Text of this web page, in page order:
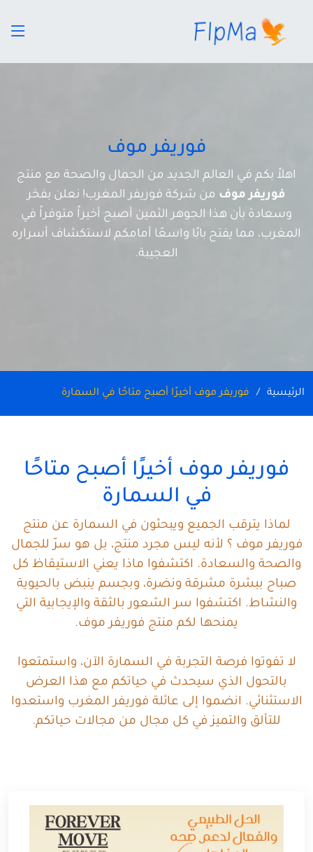
فوريفر موف
اهلاً بكم في العالم الجديد من الجمال والصحة مع منتج
فوريفر موف من شركة فوريفر المغرب! نعلن بفخر
وسعادة بأن هذا الجوهر الثمين أصبح أخيراً متوفراً في
المغرب، مما يفتح بابًا واسعًا أمامكم لاستكشاف أسراره
العجيبة.
الرئيسية فوريفر موف أخيرًا أصبح متاحًا في السمارة
فوريفر موف أخيرًا أصبح متاحًا
في السمارة
لماذا يترقب الجميع ويبحثون في السمارة عن منتج
فوريفر موف ؟ لأنه ليس مجرد منتج، بل هو سرّ للجمال
والصحة والسعادة. اكتشفوا ماذا يعني الاستيقاظ كل
صباح ببشرة مشرقة ونضرة، وبجسم ينبض بالحيوية
والنشاط. اكتشفوا سر الشعور بالثقة والإيجابية التي
يمنحها لكم منتج فوريفر موف.
لا تفوتوا فرصة التجربة في السمارة الآن، واستمتعوا
بالتحول الذي سيحدث في حياتكم مع هذا العرض
الاستثنائي. انضموا إلى عائلة فوريفر المغرب واستعدوا
للتألق والتميز في كل مجال من مجالات حياتكم.